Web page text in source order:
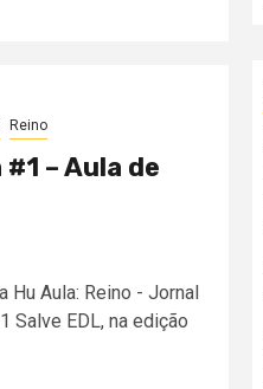
Reino
– Aula de
Hu Aula: Reino - Jornal
Salve EDL, na edição